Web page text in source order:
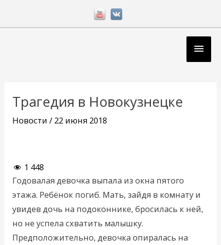
Трагедия в Новокузнецке
Новости / 22 июня 2018
1 448
Годовалая девочка выпала из окна пятого
этажа. Ребёнок погиб. Мать, зайдя в комнату и
увидев дочь на подоконнике, бросилась к ней,
но не успела схватить малышку.
Предположительно, девочка опиралась на
записям